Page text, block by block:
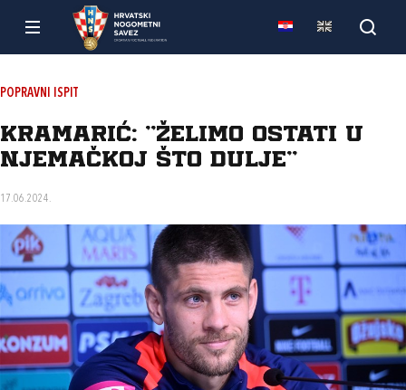
POPRAVNI ISPIT
Kramarić: “Želimo ostati u
Njemačkoj što dulje“
17.06.2024.